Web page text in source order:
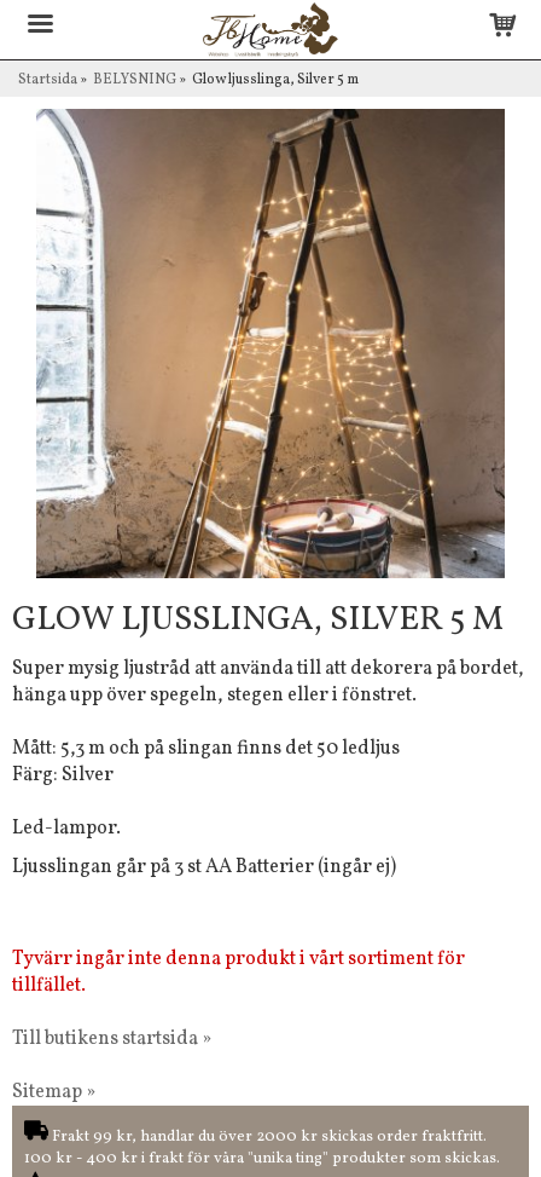
Startsida» BELYSNING» Glow ljusslinga, Silver 5 m
GLOW LJUSSLINGA, SILVER 5 M
Super mysig ljustråd att använda till att dekorera på bordet,
hänga upp över spegeln, stegen eller i fönstret.
Mått: 5,3 m och på slingan finns det 50 ledljus
Färg: Silver
Led-lampor.
Ljusslingan går på 3 st AA Batterier (ingår ej)
Tyvärr ingår inte denna produkt i vårt sortiment för
tillfället.
Till butikens startsida »
Sitemap »
Frakt 99 kr, handlar du över 2000 kr skickas order fraktfritt.
100 kr - 400 kr i frakt för våra "unika ting" produkter som skickas.